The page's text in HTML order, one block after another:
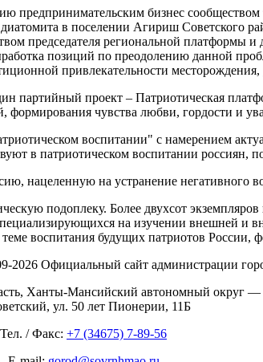
предпринимательским бизнес
в поселении Агириш Советского
председателя региональной платформы
позиций по преодолению данной
привлекательности
партийный проект – Патриотическая
формирования чувства любви, гордости и
воспитании" с намерением
в патриотическом воспитании россиян,
нацеленную на устранение негативного
подоплеку. Более двухсот
на изучении внешней и
воспитания будущих патриотов
2026 Официальный сайт администрации
Ханты-Мансийский автономный округ
ул. 50 лет Пионерии, 11Б
Тел. / Факс: +7 (34675) 7-89-56